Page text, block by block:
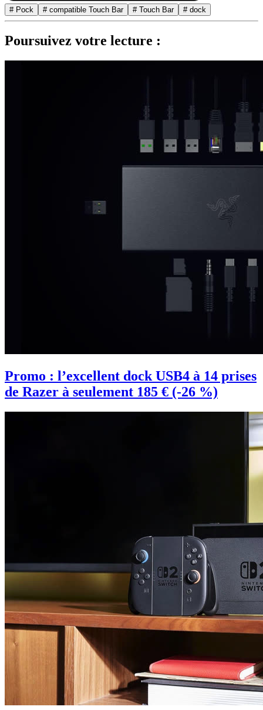
# Pock # compatible Touch Bar # Touch Bar # dock
Poursuivez votre lecture :
Promo : l’excellent dock USB4 à 14 prises
de Razer à seulement 185 € (-26 %)